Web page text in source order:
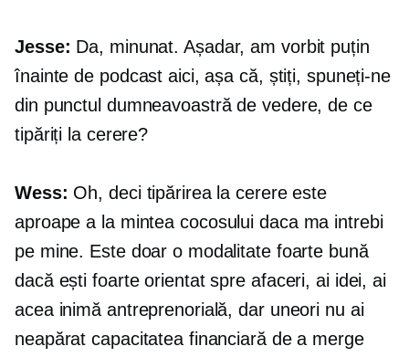
Jesse: Da, minunat. Așadar, am vorbit puțin
înainte de podcast aici, așa că, știți, spuneți-ne
din punctul dumneavoastră de vedere, de ce
tipăriți la cerere?
Wess: Oh, deci tipărirea la cerere este
aproape a la mintea cocosului daca ma intrebi
pe mine. Este doar o modalitate foarte bună
dacă ești foarteorientat spre afaceri, ai idei, ai
acea inimă antreprenorială, dar uneori nu ai
neapărat capacitatea financiară de a merge